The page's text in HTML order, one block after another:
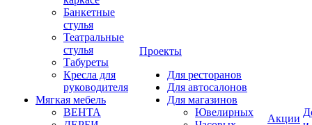
Банкетные
стулья
Театральные
стулья
Табуреты
Кресла для
руководителя
Мягкая мебель
ВЕНТА
Проекты
Для ресторанов
Для автосалонов
Для магазинов
Ювелирных
Акции